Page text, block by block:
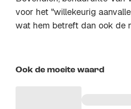
voor het "willekeurig
wat hem betreft dan ook de
Ook de moeite waard